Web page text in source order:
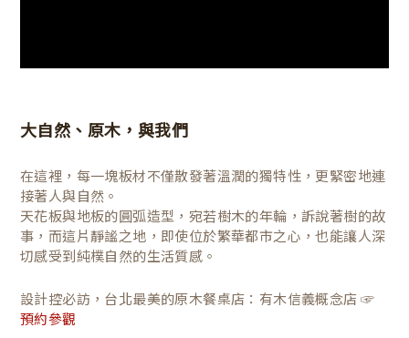
大自然、原木，與我們
在這裡，每一塊板材不僅散發著溫潤的獨特性，更緊密地連
接著人與自然。
天花板與地板的圓弧造型，宛若樹木的年輪，訴說著樹的故
事，而這片靜謐之地，即使位於繁華都市之心，也能讓人深
切感受到純樸自然的生活質感。
設計控必訪，台北最美的原木餐桌店：有木信義概念店 ☞
預約參觀